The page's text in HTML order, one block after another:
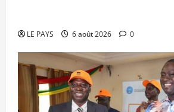
LE PAYS 6 août 2026 0